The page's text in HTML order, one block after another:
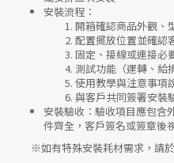
安裝流程 ：
開箱確認商品外觀、
配置擺放位置並確認
固定、接線或連接必
測試功能（運轉、給
使用教學與注意事項
與客戶共同簽署安裝
安裝驗收 ：驗收項目應包
件齊全，客戶簽名或簽章後
※如有特殊安裝耗材需求，請